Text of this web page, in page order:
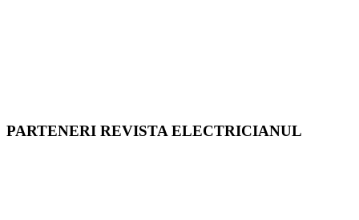
PARTENERI REVISTA ELECTRICIANUL